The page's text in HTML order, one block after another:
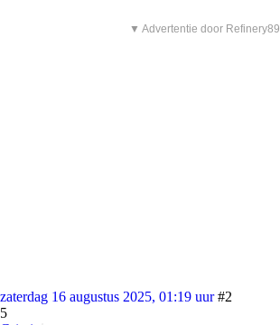
▼ Advertentie door Refinery89
zaterdag 16 augustus 2025, 01:19 uur #2
5